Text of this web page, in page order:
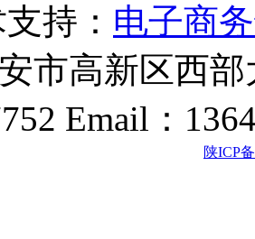
持： 电子商
市高新区西
Email：
陕ICP